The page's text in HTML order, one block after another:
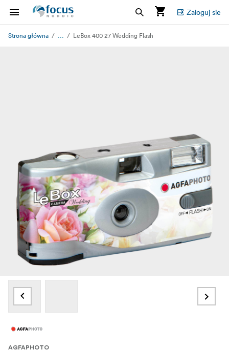
Zaloguj sie
Strona główna ... LeBox 400 27 Wedding Flash
AGFAPHOTO